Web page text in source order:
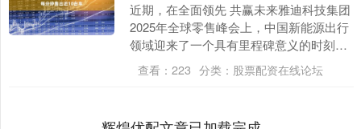
近期，在全面领先 共赢未来雅迪科技集团
2025年全球零售峰会上，中国新能源出行
领域迎来了一个具有里程碑意义的时刻：
全球知名市场咨询机构弗若斯特沙利文
（Frost....
查看： 223 分类： 股票配资在线论坛